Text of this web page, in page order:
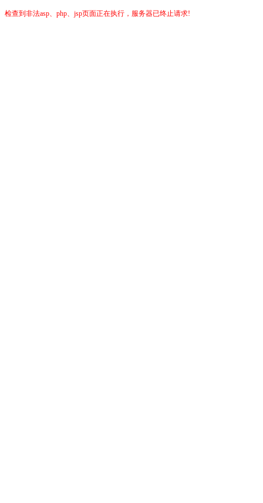
检查到非法asp、php、jsp页面正在执行，服务器已终止请求!